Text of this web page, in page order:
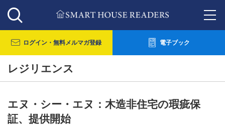
ログイン・ 無料メルマガ登録 電子ブック
レジリエンス
エヌ・シー・エヌ：木造非住宅の瑕疵保
証、提供開始